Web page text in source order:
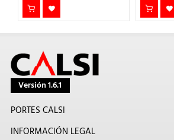
Versión 1.6.1
PORTES CALSI
INFORMACIÓN LEGAL